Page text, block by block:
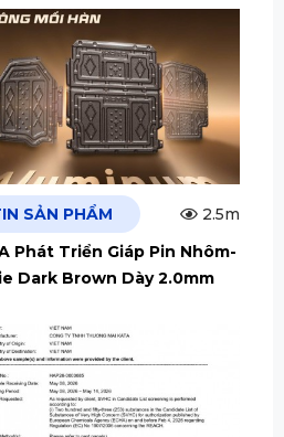
SẢN PHẨM
2.5m
Phát Triển Giáp Pin Nhôm-
Dark Brown Dày 2.0mm